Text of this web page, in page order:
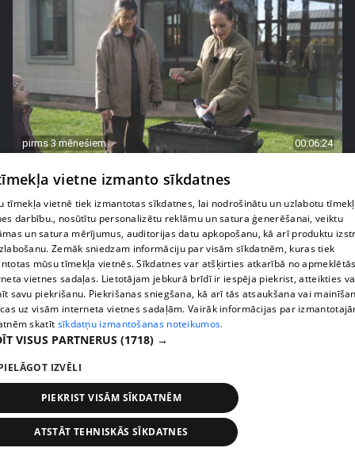
pirms 3 mēnešiem 00:06:24
Grila sezonā lieliski iespējams ievērot veselīga
uztura principus
13. epizode
Veselības sākas ar mikrobiomu, ar ko to barot, lai
vietne izmanto sīkdatnes
tīmekļa vietnē tiek izmantotas sīkdatnes, lai nodrošinātu un uzlabotu
darbību., nosūtītu personalizētu reklāmu un satura ģenerēšanai, veiktu
un satura mērījumus, auditorijas datu apkopošanu, kā arī produktu
Zemāk sniedzam informāciju par visām sīkdatnēm, kuras tiek
mūsu tīmekļa vietnēs. Sīkdatnes var atšķirties atkarībā no
vietnes sadaļas. Lietotājam jebkurā brīdī ir iespēja piekrist, atteikties
savu piekrišanu. Piekrišanas sniegšana, kā arī tās atsaukšana vai
uz visām interneta vietnes sadaļām. Vairāk informācijas par
skatīt sīkdatņu izmantošanas noteikumos.
VISUS PARTNERUS (1718) →
IZVĒLI
PIEKRIST VISĀM SĪKDATNĒM
ATSTĀT TEHNISKĀS SĪKDATNES